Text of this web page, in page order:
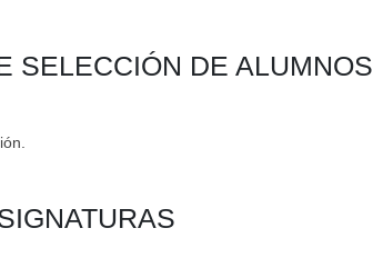
SELECCIÓN DE ALUMNOS